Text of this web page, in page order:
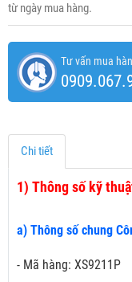
từ ngày mua hàng.
Tư vấn mua
Chi tiết
1) Thông số kỹ
a) Thông số chung
- Mã hàng: XS9211P